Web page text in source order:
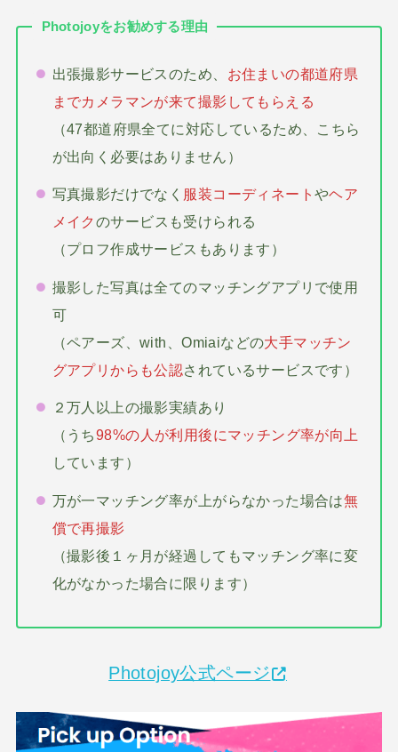
Photojoyをお勧めする理由
出張撮影サービスのため、
お住まいの都道府県
までカメラマンが来て撮影してもらえる
（47都道府県全てに対応しているため、こちら
が出向く必要はありません）
写真撮影だけでなく 服装コーディネートやヘア
メイク のサービスも受けられる
（プロフ作成サービスもあります）
撮影した写真は全てのマッチングアプリで使用
可
（ペアーズ、with、Omiaiなどの大手マッチン
グアプリからも公認されているサービスです）
２万人以上の撮影実績あり
（うち98%の人が利用後にマッチング率が向上
しています）
万が一マッチング率が上がらなかった場合は無
償で再撮影
（撮影後１ヶ月が経過してもマッチング率に変
化がなかった場合に限ります）
Photojoy公式ページ